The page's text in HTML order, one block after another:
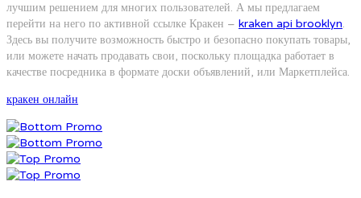
лучшим решением для многих пользователей. А мы предлагаем
перейти на него по активной ссылке Кракен – kraken api brooklyn.
Здесь вы получите возможность быстро и безопасно покупать товары,
или можете начать продавать свои, поскольку площадка работает в
качестве посредника в формате доски объявлений, или Маркетплейса.
кракен онлайн